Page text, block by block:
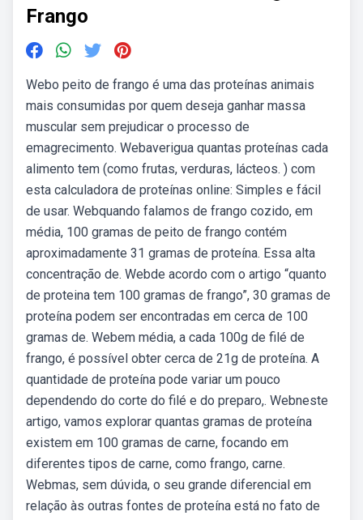
Frango
Webo peito de frango é uma das proteínas animais
mais consumidas por quem deseja ganhar massa
muscular sem prejudicar o processo de
emagrecimento. Webaverigua quantas proteínas cada
alimento tem (como frutas, verduras, lácteos. ) com
esta calculadora de proteínas online: Simples e fácil
de usar. Webquando falamos de frango cozido, em
média, 100 gramas de peito de frango contém
aproximadamente 31 gramas de proteína. Essa alta
concentração de. Webde acordo com o artigo “quanto
de proteina tem 100 gramas de frango”, 30 gramas de
proteína podem ser encontradas em cerca de 100
gramas de. Webem média, a cada 100g de filé de
frango, é possível obter cerca de 21g de proteína. A
quantidade de proteína pode variar um pouco
dependendo do corte do filé e do preparo,. Webneste
artigo, vamos explorar quantas gramas de proteína
existem em 100 gramas de carne, focando em
diferentes tipos de carne, como frango, carne.
Webmas, sem dúvida, o seu grande diferencial em
relação às outras fontes de proteína está no fato de